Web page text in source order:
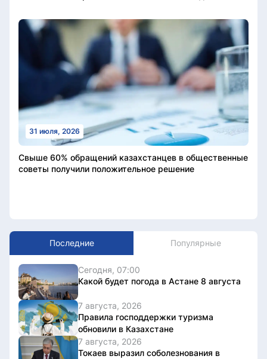
31 июля, 2026
Свыше 60% обращений казахстанцев в общественные
советы получили положительное решение
Последние Популярные
Сегодня, 07:00
Какой будет погода в Астане 8 августа
7 августа, 2026
Правила господдержки туризма
обновили в Казахстане
7 августа, 2026
Токаев выразил соболезнования в